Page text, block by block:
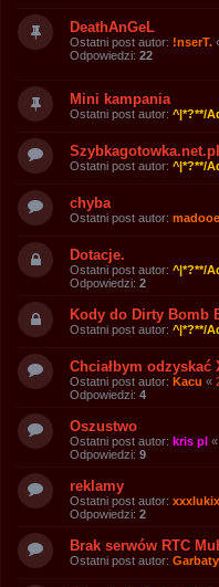
DeathAnGeL
Ostatni post autor: !nserT.
Odpowiedzi: 22
Mini kampania
Ostatni post autor: ^|*?**/
Ostatni post autor: ^|*?**/
chyba
Ostatni post autor:
Dotacje.
Ostatni post autor: ^|*?**/
Odpowiedzi: 2
Kody do Dirty Bomb
Ostatni post autor: ^|*?**/
Chciałbym odzyskać
Ostatni post autor: Kacu «
Odpowiedzi: 4
Oszustwo
Ostatni post autor: kris pl «
Odpowiedzi: 9
reklamy
Ostatni post autor:
Odpowiedzi: 2
Brak serwów RTC
Ostatni post autor: Garbaty